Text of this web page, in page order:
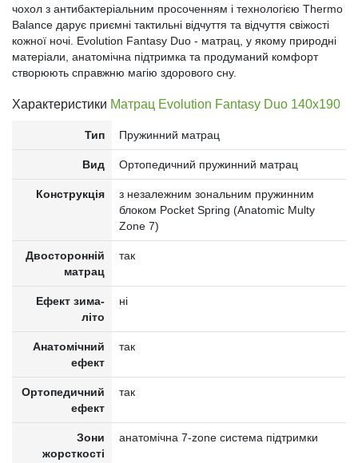
чохол з антибактеріальним просоченням і технологією Thermo
Balance дарує приємні тактильні відчуття та відчуття свіжості
кожної ночі. Evolution Fantasy Duo - матрац, у якому природні
матеріали, анатомічна підтримка та продуманий комфорт
створюють справжню магію здорового сну.
Характеристики Матрац Evolution Fantasy Duo 140х190
Тип Пружинний матрац
Вид Ортопедичний пружинний матрац
Конструкція
з незалежним зональним пружинним
блоком Pocket Spring (Anatomic Multy
Zone 7)
Двосторонній
матрац
так
Ефект зима-
літо
ні
Анатомічний
ефект
так
Ортопедичний
ефект
так
Зони
жорсткості
анатомічна 7-zone система підтримки